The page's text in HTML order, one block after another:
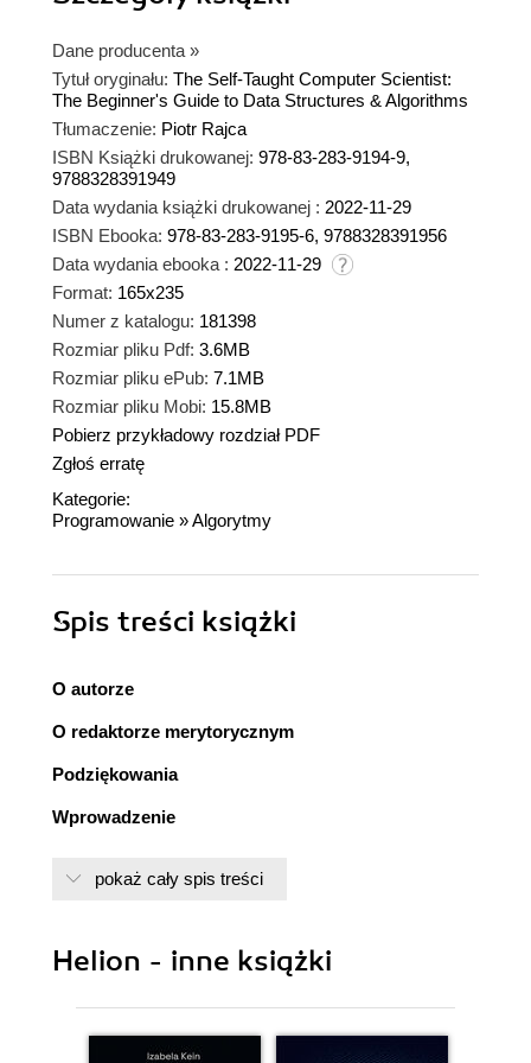
Dane producenta »
Tytuł oryginału: The Self-Taught Computer Scientist:
The Beginner's Guide to Data Structures & Algorithms
Tłumaczenie: Piotr Rajca
ISBN Książki drukowanej: 978-83-283-9194-9,
9788328391949
Data wydania książki drukowanej : 2022-11-29
ISBN Ebooka: 978-83-283-9195-6, 9788328391956
Data wydania ebooka : 2022-11-29
Format: 165x235
Numer z katalogu: 181398
Rozmiar pliku Pdf: 3.6MB
Rozmiar pliku ePub: 7.1MB
Rozmiar pliku Mobi: 15.8MB
Pobierz przykładowy rozdział PDF
Zgłoś erratę
Kategorie:
Programowanie »Algorytmy
Spis treści książki
O autorze
O redaktorze merytorycznym
Podziękowania
Wprowadzenie
Czas stały
Czas logarytmiczno-liniowy
pokaż cały spis treści
Helion - inne książki